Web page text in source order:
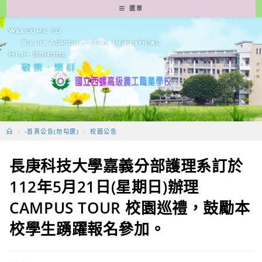
轉
至
要
容
選單
> -首頁公告(勿勾選) > 校園公告
長庚科技大學嘉義分部護理系訂於
112年5月21日(星期日)辦理
CAMPUS TOUR 校園巡禮，鼓勵本
校學生踴躍報名參加。